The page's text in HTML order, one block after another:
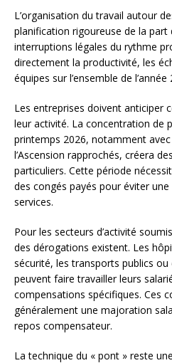
L’organisation du travail autour
planification rigoureuse de la part
interruptions légales du rythme
directement la productivité, les
équipes sur l’ensemble de l’année
Les entreprises doivent anticiper
leur activité. La concentration de
printemps 2026, notamment
l’Ascension rapprochés, créera
particuliers. Cette période
des congés payés pour éviter
services.
Pour les secteurs d’activité
des dérogations existent. Les
sécurité, les transports publics
peuvent faire travailler leurs
compensations spécifiques. Ces
généralement une majoration
repos compensateur.
La technique du « pont » reste